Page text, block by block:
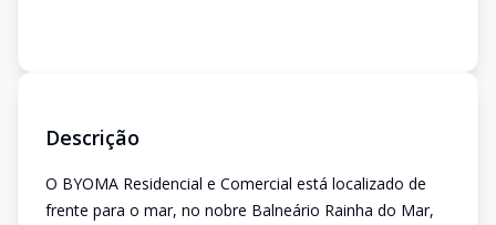
Descrição
O BYOMA Residencial e Comercial está localizado de
frente para o mar, no nobre Balneário Rainha do Mar,